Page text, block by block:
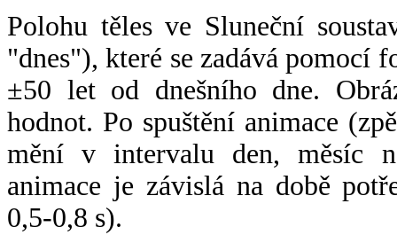
Polohu těles ve Sluneční
"dnes"), které se zadává pomocí
±50 let od dnešního dne.
hodnot. Po spuštění animace
mění v intervalu den, měsíc
animace je závislá na době
0,5-0,8 s).